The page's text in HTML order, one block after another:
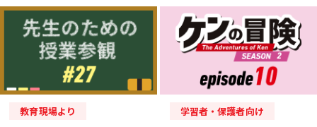
教育現場より 学習者・保護者向け